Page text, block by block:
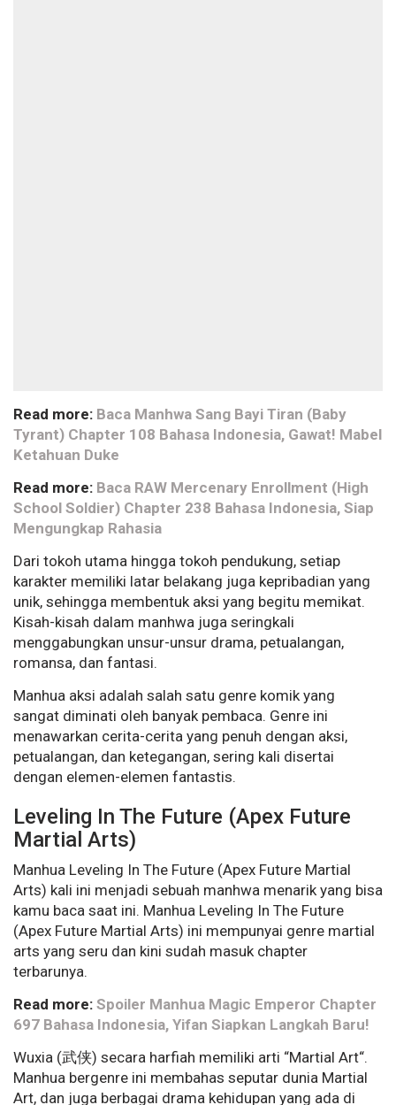
Read more: Baca Manhwa Sang Bayi Tiran (Baby
Tyrant) Chapter 108 Bahasa Indonesia, Gawat! Mabel
Ketahuan Duke
Read more: Baca RAW Mercenary Enrollment (High
School Soldier) Chapter 238 Bahasa Indonesia, Siap
Mengungkap Rahasia
Dari tokoh utama hingga tokoh pendukung, setiap
karakter memiliki latar belakang juga kepribadian yang
unik, sehingga membentuk aksi yang begitu memikat.
Kisah-kisah dalam manhwa juga seringkali
menggabungkan unsur-unsur drama, petualangan,
romansa, dan fantasi.
Manhua aksi adalah salah satu genre komik yang
sangat diminati oleh banyak pembaca. Genre ini
menawarkan cerita-cerita yang penuh dengan aksi,
petualangan, dan ketegangan, sering kali disertai
dengan elemen-elemen fantastis.
Leveling In The Future (Apex Future
Martial Arts)
Manhua Leveling In The Future (Apex Future Martial
Arts) kali ini menjadi sebuah manhwa menarik yang bisa
kamu baca saat ini. Manhua Leveling In The Future
(Apex Future Martial Arts) ini mempunyai genre martial
arts yang seru dan kini sudah masuk chapter
terbarunya.
Read more: Spoiler Manhua Magic Emperor Chapter
697 Bahasa Indonesia, Yifan Siapkan Langkah Baru!
Wuxia (武侠) secara harfiah memiliki arti “Martial Art“.
Manhua bergenre ini membahas seputar dunia Martial
Art, dan juga berbagai drama kehidupan yang ada di